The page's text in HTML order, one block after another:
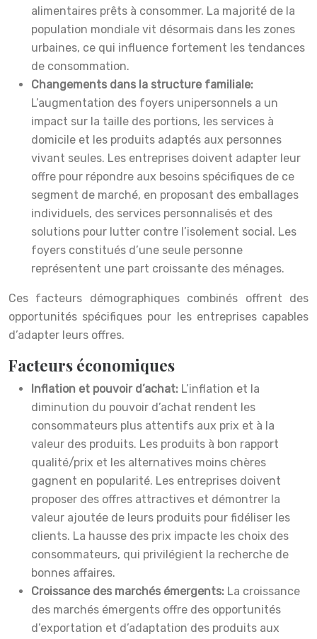
alimentaires prêts à consommer. La majorité de la
population mondiale vit désormais dans les zones
urbaines, ce qui influence fortement les tendances
de consommation.
Changements dans la structure familiale:
L’augmentation des foyers unipersonnels a un
impact sur la taille des portions, les services à
domicile et les produits adaptés aux personnes
vivant seules. Les entreprises doivent adapter leur
offre pour répondre aux besoins spécifiques de ce
segment de marché, en proposant des emballages
individuels, des services personnalisés et des
solutions pour lutter contre l’isolement social. Les
foyers constitués d’une seule personne
représentent une part croissante des ménages.
Ces facteurs démographiques combinés offrent des
opportunités spécifiques pour les entreprises capables
d’adapter leurs offres.
Facteurs économiques
Inflation et pouvoir d’achat: L’inflation et la
diminution du pouvoir d’achat rendent les
consommateurs plus attentifs aux prix et à la
valeur des produits. Les produits à bon rapport
qualité/prix et les alternatives moins chères
gagnent en popularité. Les entreprises doivent
proposer des offres attractives et démontrer la
valeur ajoutée de leurs produits pour fidéliser les
clients. La hausse des prix impacte les choix des
consommateurs, qui privilégient la recherche de
bonnes affaires.
Croissance des marchés émergents: La croissance
des marchés émergents offre des opportunités
d’exportation et d’adaptation des produits aux